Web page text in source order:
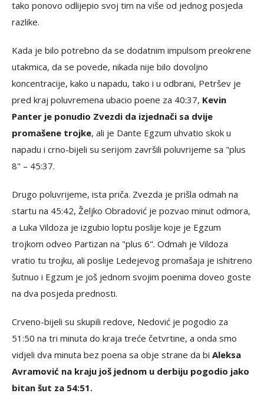
tako ponovo odlijepio svoj tim na više od jednog posjeda
razlike.
Kada je bilo potrebno da se dodatnim impulsom preokrene
utakmica, da se povede, nikada nije bilo dovoljno
koncentracije, kako u napadu, tako i u odbrani, Petršev je
pred kraj poluvremena ubacio poene za 40:37, Kevin
Panter je ponudio Zvezdi da izjednači sa dvije
promašene trojke, ali je Dante Egzum uhvatio skok u
napadu i crno-bijeli su serijom završili poluvrijeme sa "plus
8" – 45:37.
Drugo poluvrijeme, ista priča. Zvezda je prišla odmah na
startu na 45:42, Željko Obradović je pozvao minut odmora,
a Luka Vildoza je izgubio loptu poslije koje je Egzum
trojkom odveo Partizan na "plus 6". Odmah je Vildoza
vratio tu trojku, ali poslije Ledejevog promašaja je ishitreno
šutnuo i Egzum je još jednom svojim poenima doveo goste
na dva posjeda prednosti.
Crveno-bijeli su skupili redove, Nedović je pogodio za
51:50 na tri minuta do kraja treće četvrtine, a onda smo
vidjeli dva minuta bez poena sa obje strane da bi Aleksa
Avramović na kraju još jednom u derbiju pogodio jako
bitan šut za 54:51.